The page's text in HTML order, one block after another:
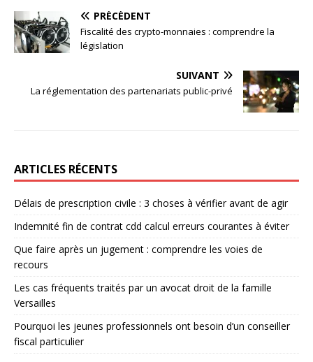
PRÉCÉDENT
Fiscalité des crypto-monnaies : comprendre la
législation
SUIVANT
La réglementation des partenariats public-privé
ARTICLES RÉCENTS
Délais de prescription civile : 3 choses à vérifier avant de agir
Indemnité fin de contrat cdd calcul erreurs courantes à éviter
Que faire après un jugement : comprendre les voies de
recours
Les cas fréquents traités par un avocat droit de la famille
Versailles
Pourquoi les jeunes professionnels ont besoin d’un conseiller
fiscal particulier